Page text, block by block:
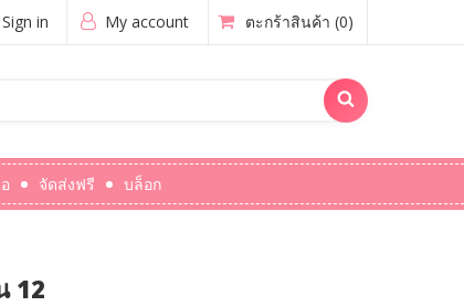
My account
Sign in ตะกร้าสินค้า (0)
จัดส่งฟรี บล็อก
12